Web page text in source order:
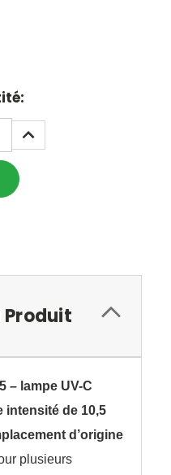
INCREASE
QUANTITY:
– lampe UV-C
intensité de 10,5
d’origine
plusieurs